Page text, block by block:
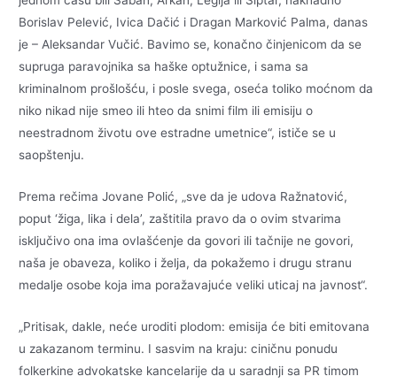
Borislav Pelević, Ivica Dačić i Dragan Marković Palma, danas
je – Aleksandar Vučić. Bavimo se, konačno činjenicom da se
supruga paravojnika sa haške optužnice, i sama sa
kriminalnom prošlošću, i posle svega, oseća toliko moćnom da
niko nikad nije smeo ili hteo da snimi film ili emisiju o
neestradnom životu ove estradne umetnice“, ističe se u
saopštenju.
Prema rečima Jovane Polić, „sve da je udova Ražnatović,
poput ‘žiga, lika i dela’, zaštitila pravo da o ovim stvarima
isključivo ona ima ovlašćenje da govori ili tačnije ne govori,
naša je obaveza, koliko i želja, da pokažemo i drugu stranu
medalje osobe koja ima poražavajuće veliki uticaj na javnost“.
„Pritisak, dakle, neće uroditi plodom: emisija će biti emitovana
u zakazanom terminu. I sasvim na kraju: ciničnu ponudu
folkerkine advokatske kancelarije da u saradnji sa PR timom